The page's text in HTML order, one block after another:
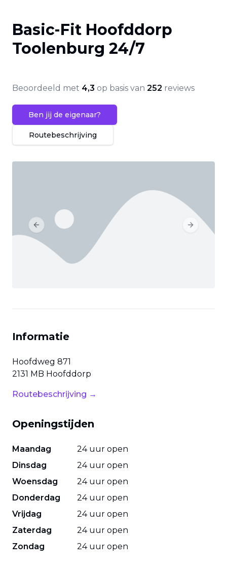
Basic-Fit Hoofddorp
Toolenburg 24/7
Beoordeeld met 4,3 op basis van 252 reviews
Ben jij de eigenaar?
Routebeschrijving
Previous slide Next slide
Informatie
Hoofdweg 871
2131 MB Hoofddorp
Routebeschrijving →
Openingstijden
Maandag
24 uur open
Dinsdag
24 uur open
Woensdag
24 uur open
Donderdag
24 uur open
Vrijdag
24 uur open
Zaterdag
24 uur open
Zondag
24 uur open